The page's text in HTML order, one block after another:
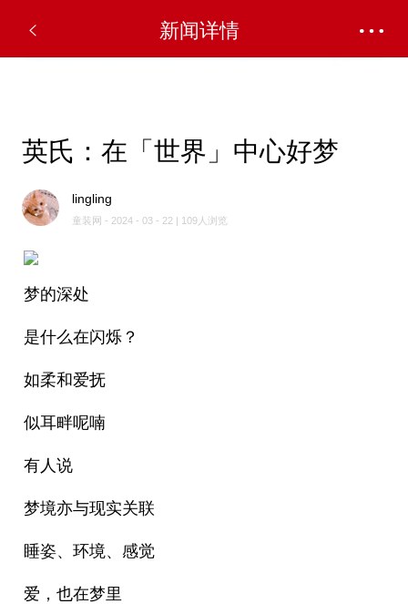
新闻详情
英氏：在「世界」中心好梦
lingling
童装网 - 2024 - 03 - 22 | 109人浏览
梦的深处
是什么在闪烁？
如柔和爱抚
似耳畔呢喃
有人说
梦境亦与现实关联
睡姿、环境、感觉
爱，也在梦里